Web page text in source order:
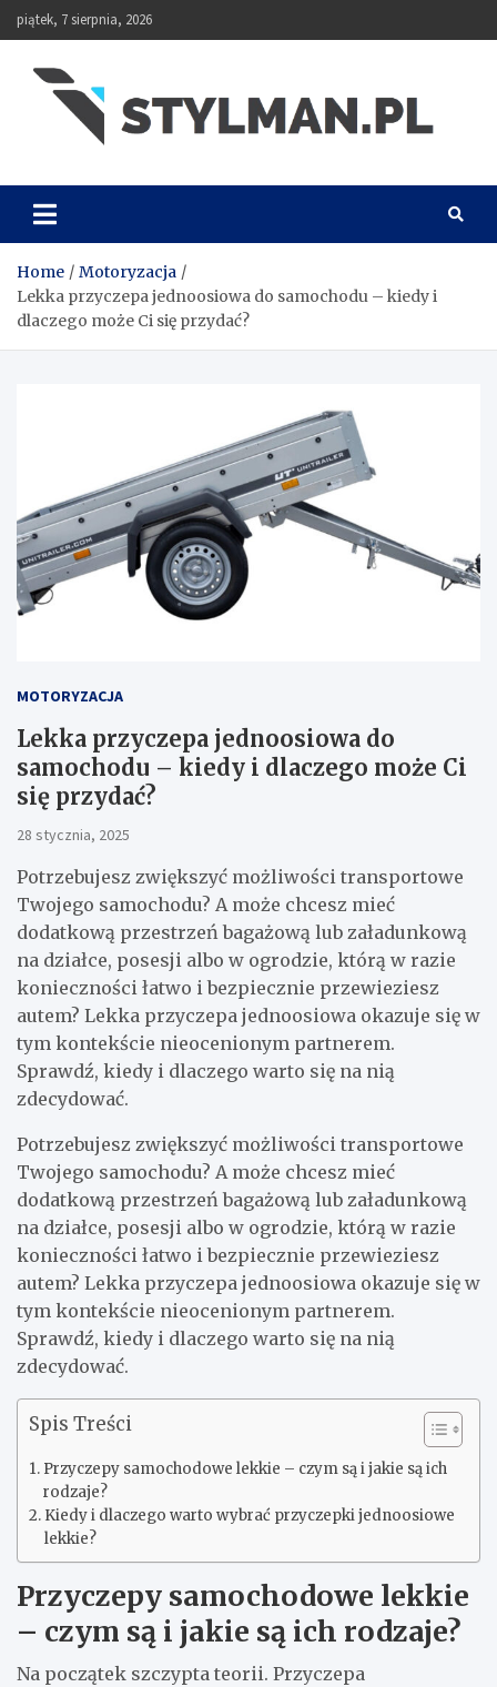
Skip
to
piątek, 7 sierpnia, 2026
Stylman
Home
Motoryzacja
Lekka przyczepa jednoosiowa do samochodu – kiedy i
dlaczego może Ci się przydać?
MOTORYZACJA
Lekka przyczepa jednoosiowa do
samochodu – kiedy i dlaczego może Ci
się przydać?
28 stycznia, 2025
Potrzebujesz zwiększyć możliwości transportowe
Twojego samochodu? A może chcesz mieć
dodatkową przestrzeń bagażową lub załadunkową
na działce, posesji albo w ogrodzie, którą w razie
konieczności łatwo i bezpiecznie przewieziesz
autem? Lekka przyczepa jednoosiowa okazuje się w
tym kontekście nieocenionym partnerem.
Sprawdź, kiedy i dlaczego warto się na nią
zdecydować.
Potrzebujesz zwiększyć możliwości transportowe
Twojego samochodu? A może chcesz mieć
dodatkową przestrzeń bagażową lub załadunkową
na działce, posesji albo w ogrodzie, którą w razie
konieczności łatwo i bezpiecznie przewieziesz
autem? Lekka przyczepa jednoosiowa okazuje się w
tym kontekście nieocenionym partnerem.
Sprawdź, kiedy i dlaczego warto się na nią
zdecydować.
Spis Treści
Przyczepy samochodowe lekkie – czym są i jakie są ich
rodzaje?
Kiedy i dlaczego warto wybrać przyczepki jednoosiowe
lekkie?
Przyczepy samochodowe lekkie
– czym są i jakie są ich rodzaje?
Na początek szczypta teorii. Przyczepa